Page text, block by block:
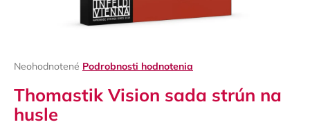
Priemerné
produktu
je
0,0
Neohodnotené Podrobnosti hodnotenia
Thomastik Vision sada strún na
husle
n
á
j
s